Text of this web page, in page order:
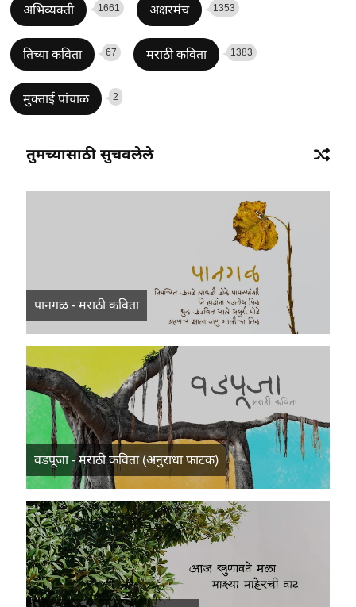
अभिव्यक्ती 1661 अक्षरमंच 1353
तिच्या कविता 67 मराठी कविता 1383
मुक्ताई पांचाळ 2
तुमच्यासाठी सुचवलेले
पानगळ - मराठी कविता
वडपूजा - मराठी कविता (अनुराधा फाटक)